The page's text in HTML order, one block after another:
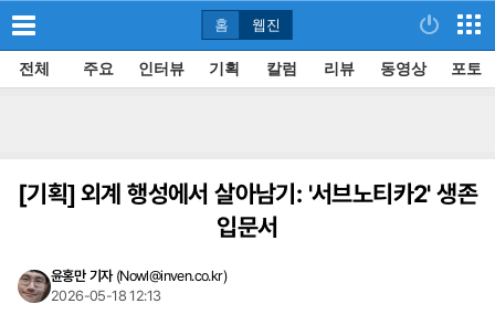
홈 웹진
전체 주요 인터뷰 기획 칼럼 리뷰 동영상 포토
[기획]외계 행성에서 살아남기: '서브노티카2' 생존
입문서
윤홍만 기자 (Nowl@inven.co.kr)
2026-05-18 12:13